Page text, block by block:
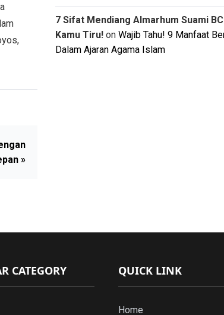
»
7 Sifat Mendiang Almarhum Suami
Kamu Tiru! on Wajib Tahu! 9 Manfaat
Dalam Ajaran Agama Islam
CATEGORY QUICK LINK
Home